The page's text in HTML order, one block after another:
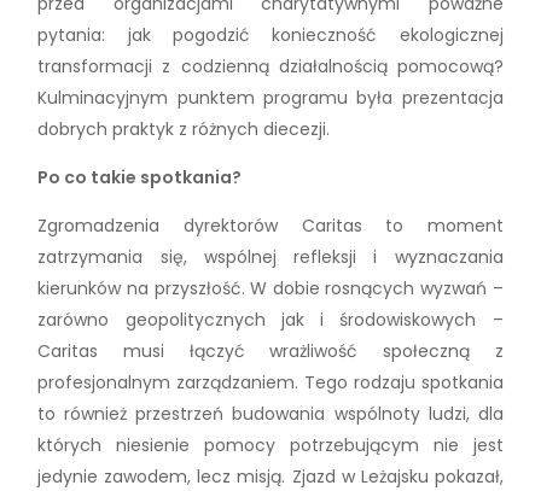
pytania: jak pogodzić konieczność ekologicznej
transformacji z codzienną działalnością pomocową?
Kulminacyjnym punktem programu była prezentacja
dobrych praktyk z różnych diecezji.
Po co takie spotkania?
Zgromadzenia dyrektorów Caritas to moment
zatrzymania się, wspólnej refleksji i wyznaczania
kierunków na przyszłość. W dobie rosnących wyzwań –
zarówno geopolitycznych jak i środowiskowych –
Caritas musi łączyć wrażliwość społeczną z
profesjonalnym zarządzaniem. Tego rodzaju spotkania
to również przestrzeń budowania wspólnoty ludzi, dla
których niesienie pomocy potrzebującym nie jest
jedynie zawodem, lecz misją. Zjazd w Leżajsku pokazał,